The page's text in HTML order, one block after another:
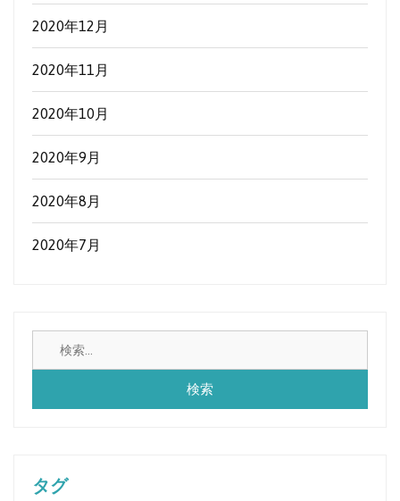
2020年12月
2020年11月
2020年10月
2020年9月
2020年8月
2020年7月
索:
タグ